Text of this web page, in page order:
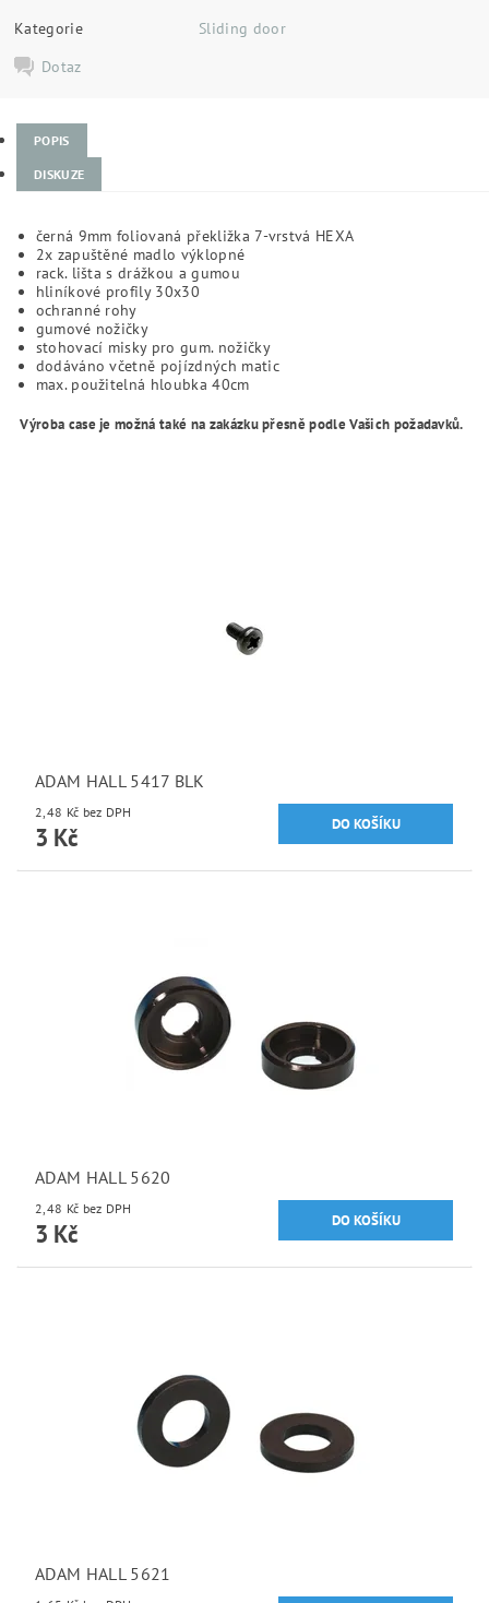
Kategorie
Sliding door
Dotaz
POPIS
DISKUZE
černá 9mm foliovaná překližka 7-vrstvá HEXA
2x zapuštěné madlo výklopné
rack. lišta s drážkou a gumou
hliníkové profily 30x30
ochranné rohy
gumové nožičky
stohovací misky pro gum. nožičky
dodáváno včetně pojízdných matic
max. použitelná hloubka 40cm
Výroba case je možná také na zakázku přesně podle Vašich požadavků.
ADAM HALL 5417 BLK
2,48 Kč bez DPH
3 Kč
ADAM HALL 5620
2,48 Kč bez DPH
3 Kč
ADAM HALL 5621